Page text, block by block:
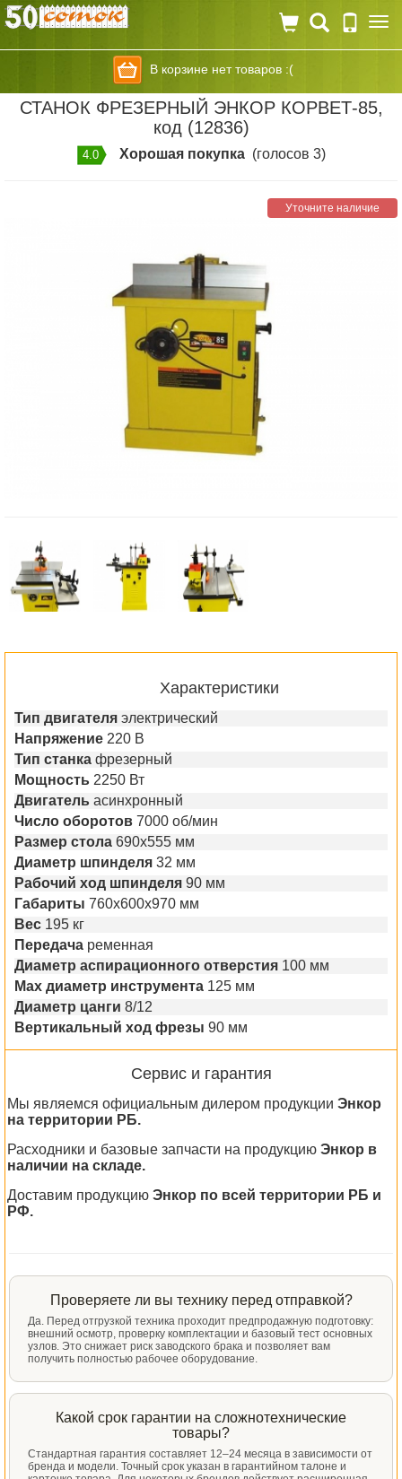
В корзине нет товаров :(
СТАНОК ФРЕЗЕРНЫЙ ЭНКОР КОРВЕТ-85,
код (12836)
4.0 Хорошая покупка (голосов 3)
Уточните наличие
Характеристики
Тип двигателя электрический
Напряжение 220 В
Тип станка фрезерный
Мощность 2250 Вт
Двигатель асинхронный
Число оборотов 7000 об/мин
Размер стола 690х555 мм
Диаметр шпинделя 32 мм
Рабочий ход шпинделя 90 мм
Габариты 760х600х970 мм
Вес 195 кг
Передача ременная
Диаметр аспирационного отверстия 100 мм
Max диаметр инструмента 125 мм
Диаметр цанги 8/12
Вертикальный ход фрезы 90 мм
Сервис и гарантия
Мы являемся официальным дилером продукции Энкор
на территории РБ.
Расходники и базовые запчасти на продукцию Энкор в
наличии на складе.
Доставим продукцию Энкор по всей территории РБ и
РФ.
Проверяете ли вы технику перед отправкой?
Да. Перед отгрузкой техника проходит предпродажную подготовку:
внешний осмотр, проверку комплектации и базовый тест основных
узлов. Это снижает риск заводского брака и позволяет вам
получить полностью рабочее оборудование.
Какой срок гарантии на сложнотехнические
товары?
Стандартная гарантия составляет 12–24 месяца в зависимости от
бренда и модели. Точный срок указан в гарантийном талоне и